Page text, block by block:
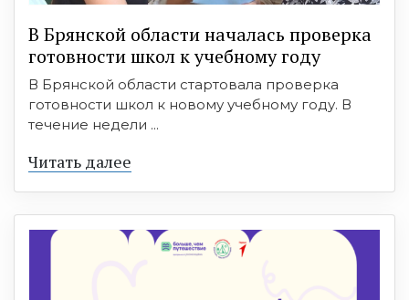
В Брянской области началась проверка
готовности школ к учебному году
В Брянской области стартовала проверка
готовности школ к новому учебному году. В
течение недели ...
Читать далее